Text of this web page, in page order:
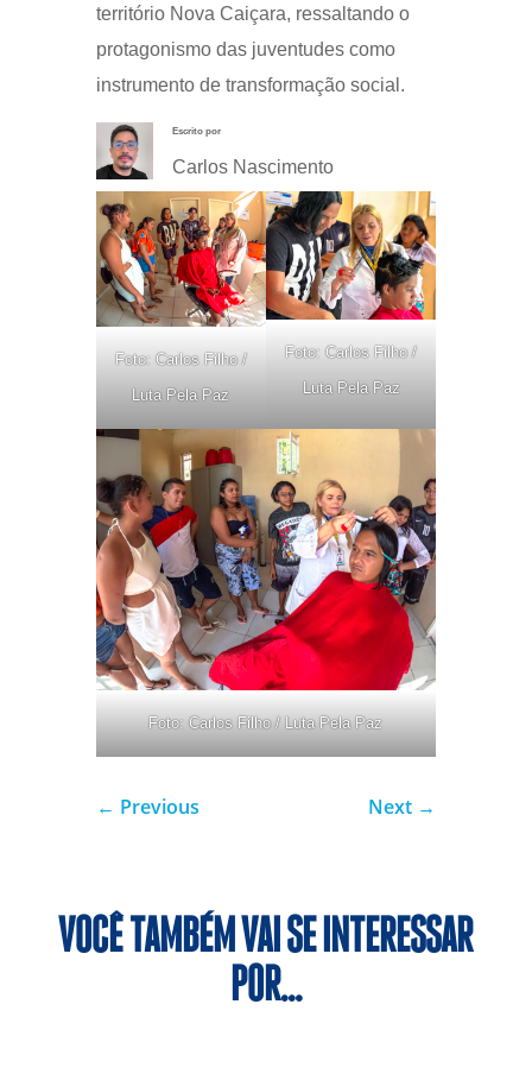
território Nova Caiçara, ressaltando o
protagonismo das juventudes como
instrumento de transformação social.
Escrito por
Carlos Nascimento
Foto: Carlos Filho /
Luta Pela Paz
Foto: Carlos Filho /
Luta Pela Paz
Foto: Carlos Filho / Luta Pela Paz
← Previous Next →
VOCÊ TAMBÉM VAI SE INTERESSAR
POR…